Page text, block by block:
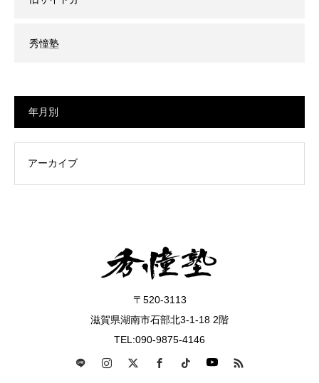
秀憧塾
年月別
〒520-3113
滋賀県湖南市石部北3-1-18 2階
TEL:090-9875-4146